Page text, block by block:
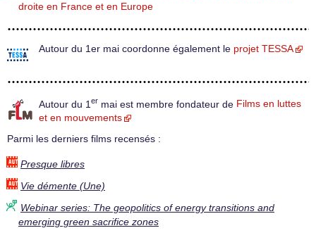
droite en France et en Europe
Autour du 1er mai coordonne également le projet TESSA
Autour du 1 er mai est membre fondateur de Films en luttes
et en mouvements
Parmi les derniers films recensés :
Presque libres
Vie démente (Une)
Webinar series: The geopolitics of energy transitions and
emerging green sacrifice zones